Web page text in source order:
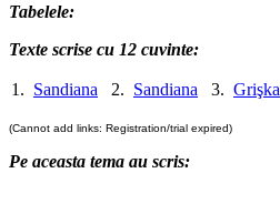
Tabelele:
Texte scrise cu 12 cuvinte:
1. Sandiana 2. Sandiana 3. Grişka
(Cannot add links: Registration/trial expired)
Pe aceasta tema au scris: